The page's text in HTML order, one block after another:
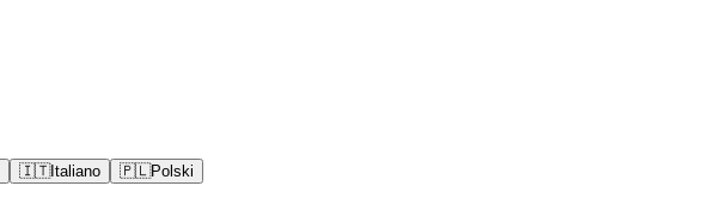
🇮🇹Italiano 🇵🇱Polski